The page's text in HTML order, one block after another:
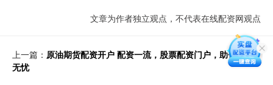
文章为作者独立观点，不代表在线配资网观点
上一篇： 原油期货配资开户 配资一流，股票配资门户，助你投资
无忧